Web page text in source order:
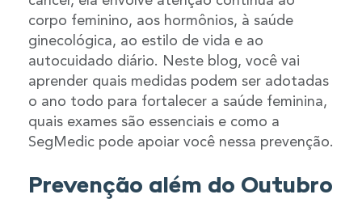
corpo feminino, aos hormônios, à saúde
ginecológica, ao estilo de vida e ao
autocuidado diário. Neste blog, você vai
aprender quais medidas podem ser adotadas
o ano todo para fortalecer a saúde feminina,
quais exames são essenciais e como a
SegMedic pode apoiar você nessa prevenção.
Prevenção além do Outubro